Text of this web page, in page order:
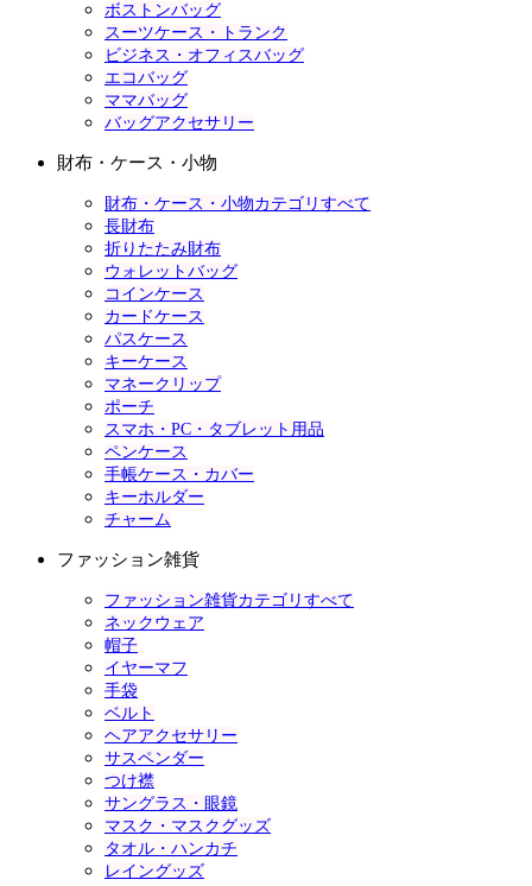
ボストンバッグ
スーツケース・トランク
ビジネス・オフィスバッグ
エコバッグ
ママバッグ
バッグアクセサリー
財布・ケース・小物
財布・ケース・小物カテゴリすべて
長財布
折りたたみ財布
ウォレットバッグ
コインケース
カードケース
パスケース
キーケース
マネークリップ
ポーチ
スマホ・PC・タブレット用品
ペンケース
手帳ケース・カバー
キーホルダー
チャーム
ファッション雑貨
ファッション雑貨カテゴリすべて
ネックウェア
帽子
イヤーマフ
手袋
ベルト
ヘアアクセサリー
サスペンダー
つけ襟
サングラス・眼鏡
マスク・マスクグッズ
タオル・ハンカチ
レイングッズ